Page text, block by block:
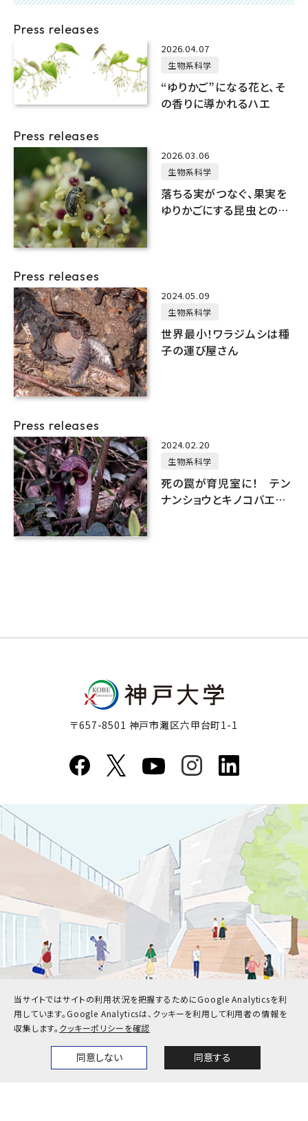
当サイトではサイトの利用状況を把握するためにGoogle Analyticsを利
用しています。Google Analyticsは、クッキーを利用して利用者の情報を
収集します。 クッキーポリシーを確認
同意しない 同意する
News Themes
Press releases
2026.04.07
生物系科学
“ゆりかご”になる花と、そ
の香りに導かれるハエ
Press releases
2026.03.06
生物系科学
落ちる実がつなぐ、果実を
ゆりかごにする昆虫との助
Press releases
2024.05.09
生物系科学
世界最小！ワラジムシは種
子の運び屋さん
Press releases
2024.02.20
生物系科学
死の罠が育児室に！ テン
ナンショウとキノコバエの
〒657-8501 神戸市灘区六甲台町1-1
受験生
企業・地域の方